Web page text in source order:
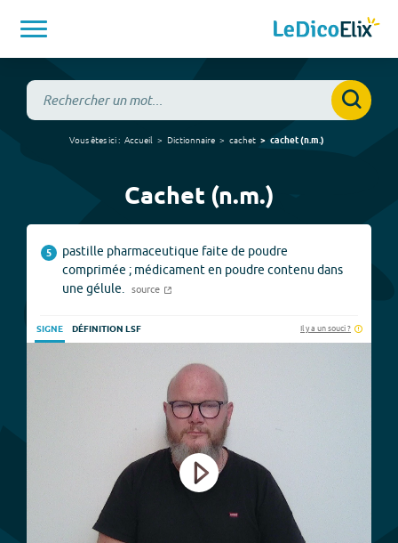
Vous êtes ici : Accueil Dictionnaire cachet cachet(n.m.)
Cachet (n.m.)
5
pastille pharmaceutique faite de poudre
comprimée ; médicament en poudre contenu dans
une gélule.
source
SIGNE DÉFINITION LSF Il y a un souci ?
Play